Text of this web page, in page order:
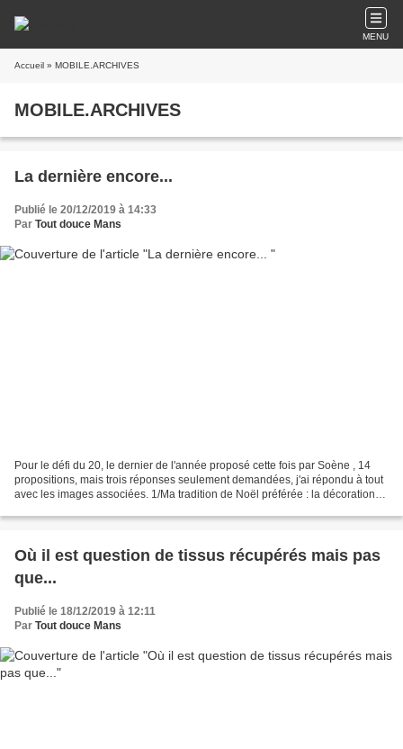
MENU
Accueil » MOBILE.ARCHIVES
MOBILE.ARCHIVES
La dernière encore...
Publié le 20/12/2019 à 14:33
Par Tout douce Mans
Pour le défi du 20, le dernier de l'année proposé cette fois par Soène , 14
propositions, mais trois réponses seulement demandées, j'ai répondu à tout
avec les images associées. 1/Ma tradition de Noël préférée : la décoration
Où il est question de tissus récupérés mais pas
que...
Publié le 18/12/2019 à 12:11
Par Tout douce Mans